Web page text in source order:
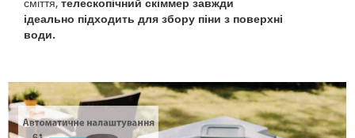
ідеально підходить для збору піни з поверхні
води.